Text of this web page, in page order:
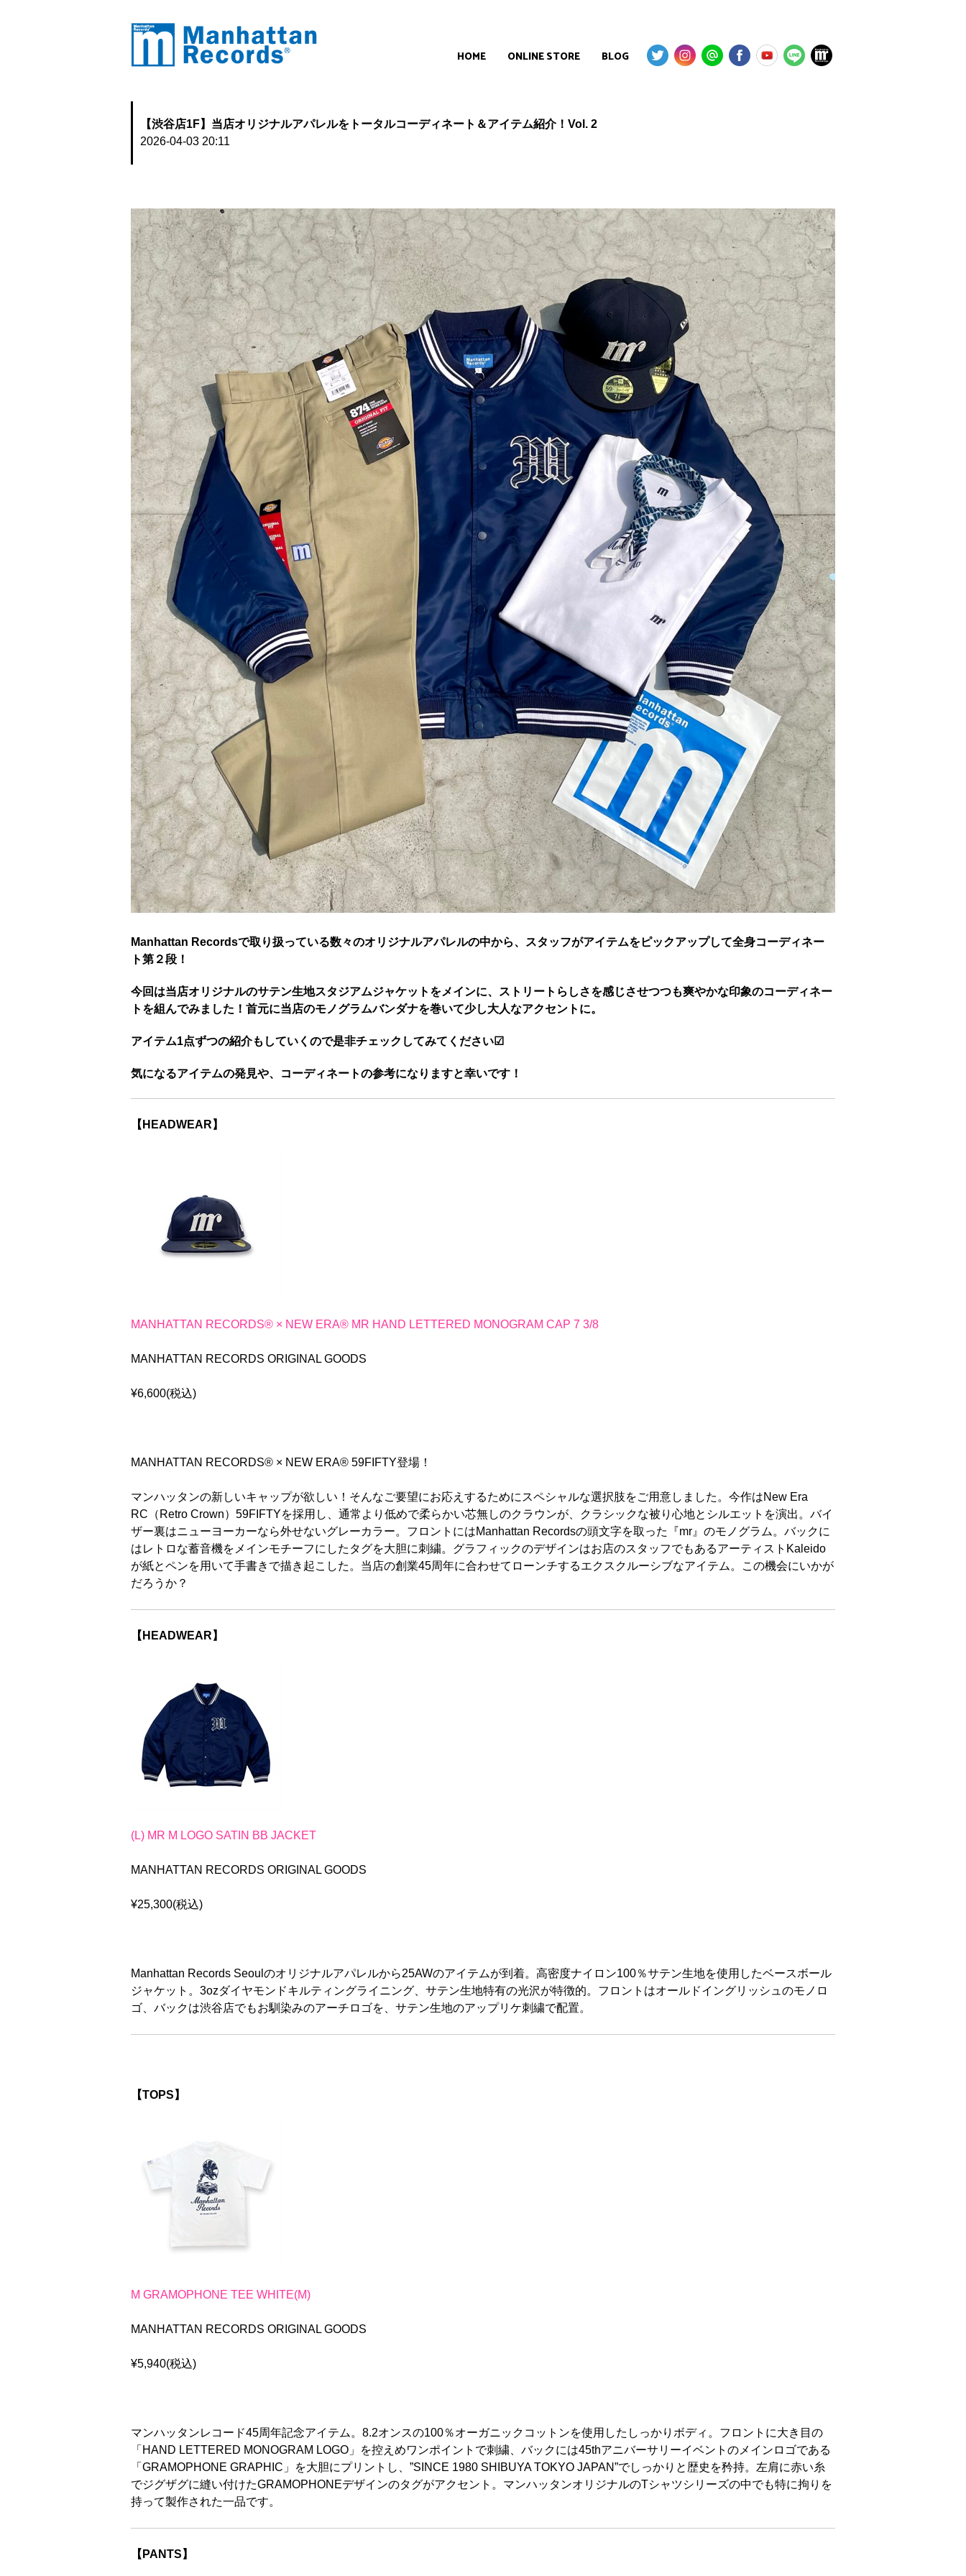
HOME ONLINE STORE BLOG
【渋谷店1F】当店オリジナルアパレルをトータルコーディネート＆アイテム紹介！Vol. 2
2026-04-03 20:11
Manhattan Recordsで取り扱っている数々のオリジナルアパレルの中から、スタッフがアイテムをピックアップして全身コーディネー
ト第２段！
今回は当店オリジナルのサテン生地スタジアムジャケットをメインに、ストリートらしさを感じさせつつも爽やかな印象のコーディネー
トを組んでみました！首元に当店のモノグラムバンダナを巻いて少し大人なアクセントに。
アイテム1点ずつの紹介もしていくので是非チェックしてみてください☑
気になるアイテムの発見や、コーディネートの参考になりますと幸いです！
【HEADWEAR】
MANHATTAN RECORDS® × NEW ERA® MR HAND LETTERED MONOGRAM CAP 7 3/8
MANHATTAN RECORDS ORIGINAL GOODS
¥6,600(税込)
MANHATTAN RECORDS® × NEW ERA® 59FIFTY登場！
マンハッタンの新しいキャップが欲しい！そんなご要望にお応えするためにスペシャルな選択肢をご用意しました。今作はNew Era
RC（Retro Crown）59FIFTYを採用し、通常より低めで柔らかい芯無しのクラウンが、クラシックな被り心地とシルエットを演出。バイ
ザー裏はニューヨーカーなら外せないグレーカラー。フロントにはManhattan Recordsの頭文字を取った『mr』のモノグラム。バックに
はレトロな蓄音機をメインモチーフにしたタグを大胆に刺繍。グラフィックのデザインはお店のスタッフでもあるアーティストKaleido
が紙とペンを用いて手書きで描き起こした。当店の創業45周年に合わせてローンチするエクスクルーシブなアイテム。この機会にいかが
だろうか？
【HEADWEAR】
(L) MR M LOGO SATIN BB JACKET
MANHATTAN RECORDS ORIGINAL GOODS
¥25,300(税込)
Manhattan Records Seoulのオリジナルアパレルから25AWのアイテムが到着。高密度ナイロン100％サテン生地を使用したベースボール
ジャケット。3ozダイヤモンドキルティングライニング、サテン生地特有の光沢が特徴的。フロントはオールドイングリッシュのモノロ
ゴ、バックは渋谷店でもお馴染みのアーチロゴを、サテン生地のアップリケ刺繍で配置。
【TOPS】
M GRAMOPHONE TEE WHITE(M)
MANHATTAN RECORDS ORIGINAL GOODS
¥5,940(税込)
マンハッタンレコード45周年記念アイテム。8.2オンスの100％オーガニックコットンを使用したしっかりボディ。フロントに大き目の
「HAND LETTERED MONOGRAM LOGO」を控えめワンポイントで刺繍、バックには45thアニバーサリーイベントのメインロゴである
「GRAMOPHONE GRAPHIC」を大胆にプリントし、”SINCE 1980 SHIBUYA TOKYO JAPAN”でしっかりと歴史を矜持。左肩に赤い糸
でジグザグに縫い付けたGRAMOPHONEデザインのタグがアクセント。マンハッタンオリジナルのTシャツシリーズの中でも特に拘りを
持って製作された一品です。
【PANTS】